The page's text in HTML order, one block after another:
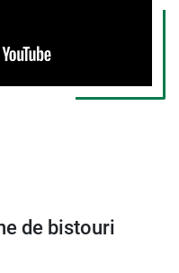
droits Holtex
de bistouri